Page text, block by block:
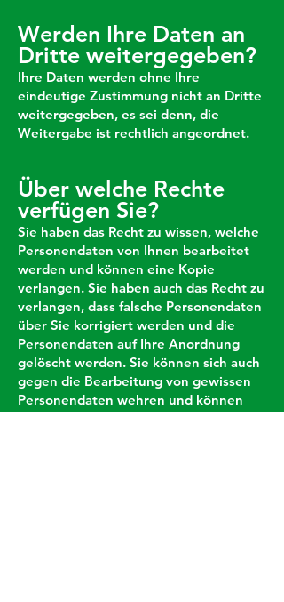
Werden Ihre Daten an
Dritte weitergegeben?
Ihre Daten werden ohne Ihre
eindeutige Zustimmung nicht an Dritte
weitergegeben, es sei denn, die
Weitergabe ist rechtlich angeordnet.
Über welche Rechte
verfügen Sie?
Sie haben das Recht zu wissen, welche
Personendaten von Ihnen bearbeitet
werden und können eine Kopie
verlangen. Sie haben auch das Recht zu
verlangen, dass falsche Personendaten
über Sie korrigiert werden und die
Personendaten auf Ihre Anordnung
gelöscht werden. Sie können sich auch
gegen die Bearbeitung von gewissen
Personendaten wehren und können